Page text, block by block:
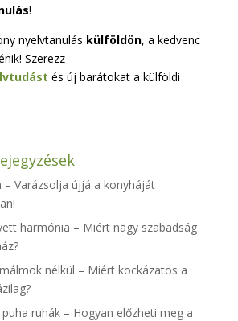
!
nyelvtanulás külföldön, a kedvenc
Szerezz
és új barátokat a külföldi
– Varázsolja újjá a konyháját
harmónia – Miért nagy szabadság
nélkül – Miért kockázatos a
ruhák – Hogyan előzheti meg a